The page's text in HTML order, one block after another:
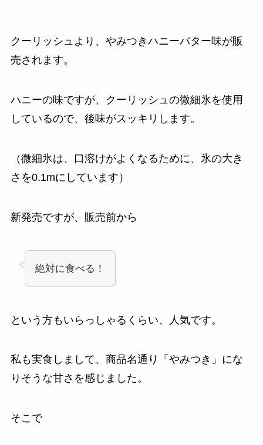
クーリッシュより、やみつきハニーバター味が販
売されます。
ハニーの味ですが、クーリッシュの微細氷を使用
しているので、後味がスッキリします。
（微細氷は、口溶けがよくなるために、氷の大き
さを0.1mにしています）
新発売ですが、販売前から
絶対に食べる！
という方もいらっしゃるくらい、人気です。
私も実食しまして、商品名通り「やみつき」にな
りそうな甘さを感じました。
そこで